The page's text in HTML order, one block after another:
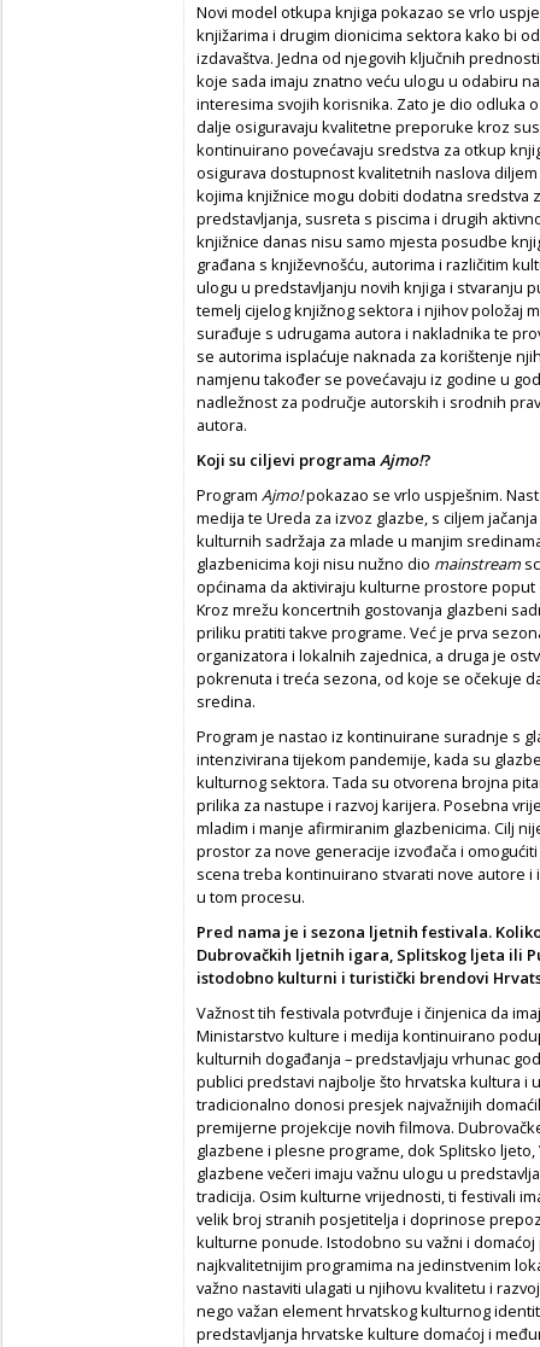
Novi model otkupa knjiga pokazao se vrlo
knjižarima i drugim dionicima sektora kako bi
izdavaštva. Jedna od njegovih ključnih
koje sada imaju znatno veću ulogu u odabiru
interesima svojih korisnika. Zato je dio odluka
dalje osiguravaju kvalitetne preporuke kroz
kontinuirano povećavaju sredstva za otkup
osigurava dostupnost kvalitetnih naslova
kojima knjižnice mogu dobiti dodatna sredstva
predstavljanja, susreta s piscima i drugih
knjižnice danas nisu samo mjesta posudbe
građana s književnošću, autorima i različitim
ulogu u predstavljanju novih knjiga i stvaranju
temelj cijelog knjižnog sektora i njihov položaj
surađuje s udrugama autora i nakladnika te
se autorima isplaćuje naknada za korištenje
namjenu također se povećavaju iz godine u
nadležnost za područje autorskih i srodnih
autora.
Koji su ciljevi programa Ajmo!?
Program Ajmo!pokazao se vrlo uspješnim.
medija te Ureda za izvoz glazbe, s ciljem
kulturnih sadržaja za mlade u manjim
glazbenicima koji nisu nužno dio mainstream
općinama da aktiviraju kulturne prostore
Kroz mrežu koncertnih gostovanja glazbeni
priliku pratiti takve programe. Već je prva
organizatora i lokalnih zajednica, a druga je
pokrenuta i treća sezona, od koje se očekuje
sredina.
Program je nastao iz kontinuirane suradnje s
intenzivirana tijekom pandemije, kada su
kulturnog sektora. Tada su otvorena brojna
prilika za nastupe i razvoj karijera. Posebna
mladim i manje afirmiranim glazbenicima. Cilj
prostor za nove generacije izvođača i
scena treba kontinuirano stvarati nove autore i
u tom procesu.
Pred nama je i sezona ljetnih festivala.
Dubrovačkih ljetnih igara, Splitskog ljeta ili
istodobno kulturni i turistički brendovi
Važnost tih festivala potvrđuje i činjenica da
Ministarstvo kulture i medija kontinuirano
kulturnih događanja – predstavljaju vrhunac
publici predstavi najbolje što hrvatska kultura i
tradicionalno donosi presjek najvažnijih
premijerne projekcije novih filmova.
glazbene i plesne programe, dok Splitsko
glazbene večeri imaju važnu ulogu u
tradicija. Osim kulturne vrijednosti, ti festivali
velik broj stranih posjetitelja i doprinose
kulturne ponude. Istodobno su važni i
najkvalitetnijim programima na jedinstvenim
važno nastaviti ulagati u njihovu kvalitetu i
nego važan element hrvatskog kulturnog
predstavljanja hrvatske kulture domaćoj i